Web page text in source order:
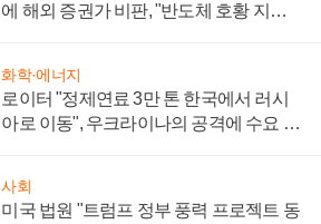
에 해외 증권가 비판, "반도체 호황 지속
화학·에너지
로이터 "정제연료 3만 톤 한국에서 러시
아로 이동", 우크라이나의 공격에 수요 늘
사회
미국 법원 "트럼프 정부 풍력 프로젝트 동